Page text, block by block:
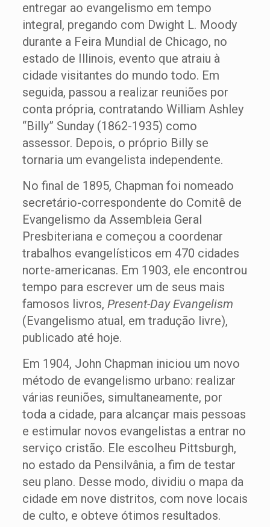
entregar ao evangelismo em tempo
integral, pregando com Dwight L. Moody
durante a Feira Mundial de Chicago, no
estado de Illinois, evento que atraiu à
cidade visitantes do mundo todo. Em
seguida, passou a realizar reuniões por
conta própria, contratando William Ashley
“Billy” Sunday (1862-1935) como
assessor. Depois, o próprio Billy se
tornaria um evangelista independente.
No final de 1895, Chapman foi nomeado
secretário-correspondente do Comitê de
Evangelismo da Assembleia Geral
Presbiteriana e começou a coordenar
trabalhos evangelísticos em 470 cidades
norte-americanas. Em 1903, ele encontrou
tempo para escrever um de seus mais
famosos livros, Present-Day Evangelism
(Evangelismo atual, em tradução livre),
publicado até hoje.
Em 1904, John Chapman iniciou um novo
método de evangelismo urbano: realizar
várias reuniões, simultaneamente, por
toda a cidade, para alcançar mais pessoas
e estimular novos evangelistas a entrar no
serviço cristão. Ele escolheu Pittsburgh,
no estado da Pensilvânia, a fim de testar
seu plano. Desse modo, dividiu o mapa da
cidade em nove distritos, com nove locais
de culto, e obteve ótimos resultados.